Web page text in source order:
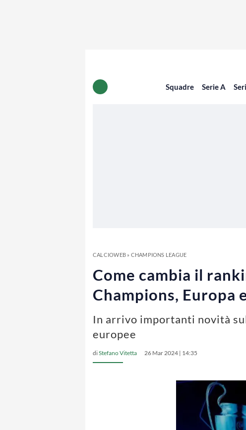
Squadre Serie A
CALCIOWEB» CHAMPIONS LEAGUE
Come cambia il
Champions, Europa
In arrivo importanti novità
europee
diStefano Vitetta 26 Mar 2024 | 14:35